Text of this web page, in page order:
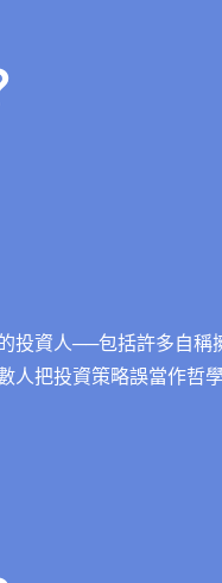
投資人──包括許多自
人把投資策略誤當作哲